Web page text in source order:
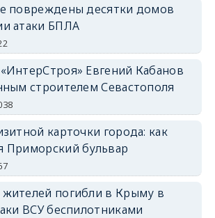
повреждены десятки домов
атаки БПЛА
Евгений Кабанов
строителем Севастополя
карточки города: как
Приморский бульвар
погибли в Крыму в
ВСУ беспилотниками